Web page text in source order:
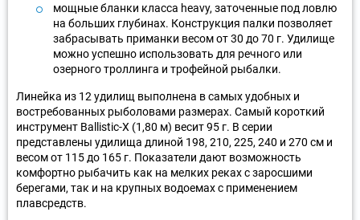
мощные бланки класса heavy, заточенные под ловлю
на больших глубинах. Конструкция палки позволяет
забрасывать приманки весом от 30 до 70 г. Удилище
можно успешно использовать для речного или
озерного троллинга и трофейной рыбалки.
Линейка из 12 удилищ выполнена в самых удобных и
востребованных рыболовами размерах. Самый короткий
инструмент Ballistic-X (1,80 м) весит 95 г. В серии
представлены удилища длиной 198, 210, 225, 240 и 270 см и
весом от 115 до 165 г. Показатели дают возможность
комфортно рыбачить как на мелких реках с заросшими
берегами, так и на крупных водоемах с применением
плавсредств.